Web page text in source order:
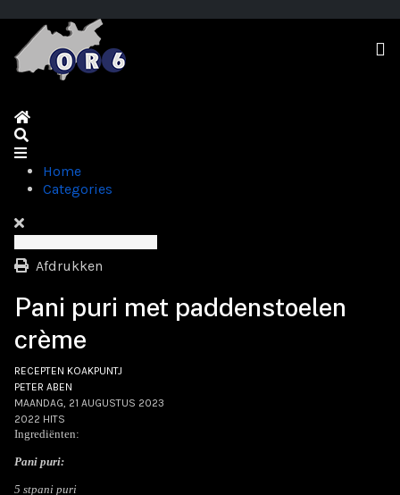
Home
Home
Categories
Afdrukken
Pani puri met paddenstoelen
crème
RECEPTEN KOAKPUNTJ
PETER ABEN
MAANDAG, 21 AUGUSTUS 2023
2022 HITS
Ingrediënten:
Pani puri:
5 stpani puri